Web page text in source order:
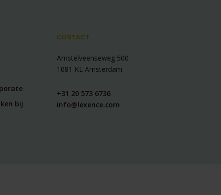
bij
CONTACT
Amstelveenseweg 500
1081 KL Amsterdam
+31 20 573 6736
info@lexence.com